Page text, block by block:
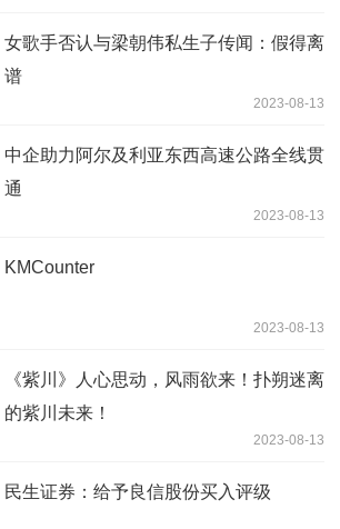
女歌手否认与梁朝伟私生子传闻：假得离
谱
2023-08-13
中企助力阿尔及利亚东西高速公路全线贯
通
2023-08-13
KMCounter
2023-08-13
《紫川》人心思动，风雨欲来！扑朔迷离
的紫川未来！
2023-08-13
民生证券：给予良信股份买入评级